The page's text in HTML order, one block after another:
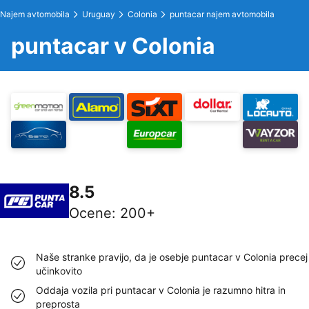
Najem avtomobila Uruguay Colonia puntacar najem avtomobila
puntacar v Colonia
8.5
Ocene: 200+
Naše stranke pravijo, da je osebje puntacar v Colonia precej
učinkovito
Oddaja vozila pri puntacar v Colonia je razumno hitra in
preprosta